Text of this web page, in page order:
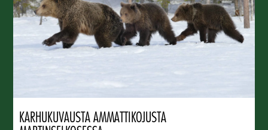
KARHUKUVAUSTA AMMATTIKOJUSTA